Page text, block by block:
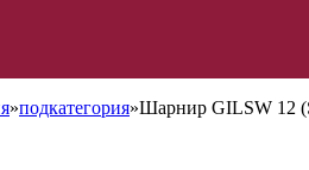
»подкатегория»Шарнир GILSW 12